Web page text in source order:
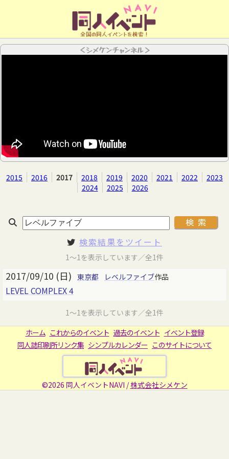
全国の同人イベントを検索！
＜シメケンチャンネル＞
2015 2016 2017 2018 2019 2020 2021 2022
2023
2024
2025 2026
検索結果をツイート
1～1を表示しています／全1件
2017/09/10 (日) 東京都 レベルファイブ作品
LEVEL COMPLEX 4
1～1を表示しています／全1件
ホーム これからのイベント 過去のイベント イベント登録
同人誌印刷所リンク集 シンプルカレンダー このサイトについて
©2026 同人イベントNAVI /株式会社シメケン